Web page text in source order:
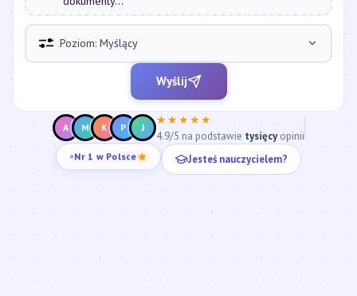
Poziom: Myślący
Wyślij
A M K P J
★★★★★
4.9/5 na podstawie tysięcyopinii
Nr 1 w Polsce Jesteś nauczycielem?